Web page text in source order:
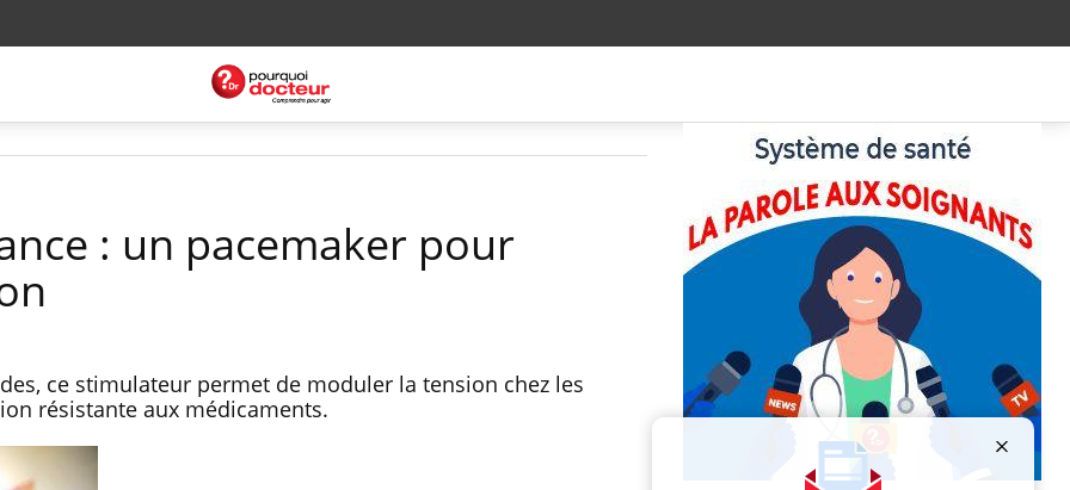
: un pacemaker pour
ce stimulateur permet de moduler la tension chez les
résistante aux médicaments.